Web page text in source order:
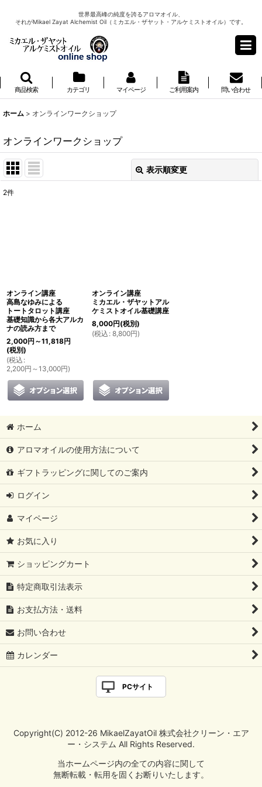
世界最高峰の純度を誇るアロマオイル、
それがMikael Zayat Alchemist Oil（ミカエル・ザヤット・アルケミストオイル）です。
商品検索 カテゴリ マイページ ご利用案内 問い合わせ
ホーム > オンラインワークショップ
オンラインワークショップ
表示順変更
2件
オンライン講座
高島なゆみによる
トートタロット講座
基礎知識から各大アルカ
ナの読み方まで
2,000円 ～11,818円
(税別)
(税込 :
2,200円 ～13,000円)
オンライン講座
ミカエル・ザヤットアル
ケミストオイル基礎講座
8,000円(税別)
(税込 : 8,800円)
ホーム
アロマオイルの使用方法について
ギフトラッピングに関してのご案内
ログイン
マイページ
お気に入り
ショッピングカート
特定商取引法表示
お支払方法・送料
お問い合わせ
カレンダー
PCサイト
Copyright(C) 2012-26 MikaelZayatOil 株式会社クリーン・エア
ー・システム All Rights Reserved.
当ホームページ内の全ての内容に関して
無断転載・転用を固くお断りいたします。